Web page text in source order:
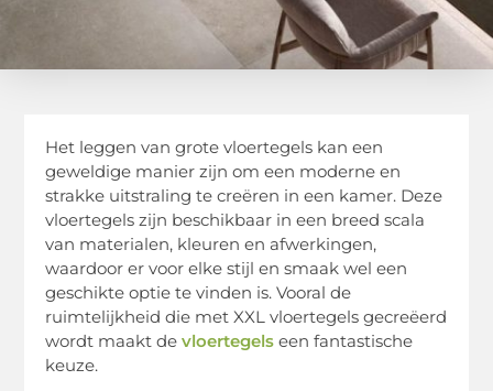
Het leggen van grote vloertegels kan een
geweldige manier zijn om een moderne en
strakke uitstraling te creëren in een kamer. Deze
vloertegels zijn beschikbaar in een breed scala
van materialen, kleuren en afwerkingen,
waardoor er voor elke stijl en smaak wel een
geschikte optie te vinden is. Vooral de
ruimtelijkheid die met XXL vloertegels gecreëerd
wordt maakt devloertegelseen fantastische
keuze.